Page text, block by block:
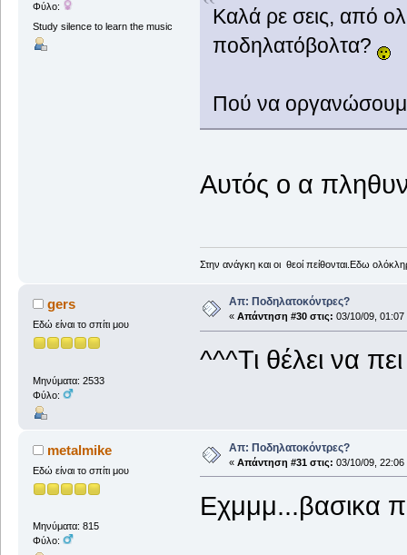
Φύλο:
Study silence to learn the music
Καλά ρε σεις, από
ποδηλατόβολτα?
Πού να
Αυτός ο α
Στην ανάγκη και οι θεοί πείθονται.Εδω
gers
Εδώ είναι το σπίτι μου
Μηνύματα: 2533
Φύλο:
Απ: Ποδηλατοκόντρες?
« Απάντηση #30 στις: 03/10/09, 01:07
^^^Τι θέλει να
metalmike
Εδώ είναι το σπίτι μου
Μηνύματα: 815
Φύλο:
Απ: Ποδηλατοκόντρες?
« Απάντηση #31 στις: 03/10/09, 22:06
Εχμμμ...βασικα